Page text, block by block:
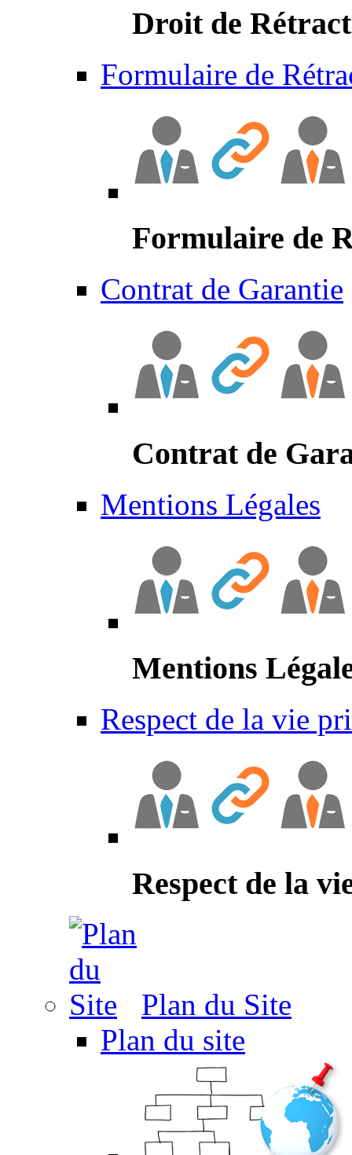
Droit de
Formulaire de
Formulaire de
Contrat de Garantie
Contrat de
Mentions Légales
Mentions
Respect de la vie
Respect de la
Plan du Site
Plan du site